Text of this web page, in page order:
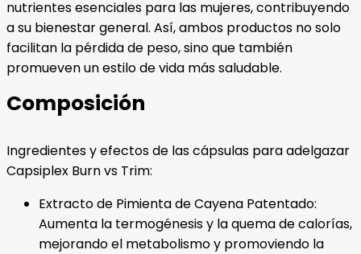
nutrientes esenciales para las mujeres, contribuyendo
a su bienestar general. Así, ambos productos no solo
facilitan la pérdida de peso, sino que también
promueven un estilo de vida más saludable.
Composición
Ingredientes y efectos de las cápsulas para adelgazar
Capsiplex Burn vs Trim:
Extracto de Pimienta de Cayena Patentado:
Aumenta la termogénesis y la quema de calorías,
mejorando el metabolismo y promoviendo la